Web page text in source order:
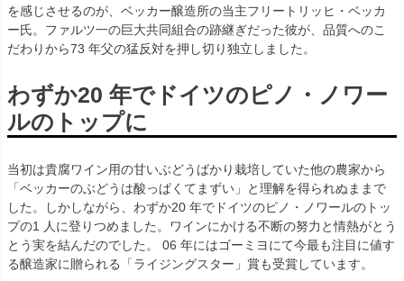
を感じさせるのが、ベッカー醸造所の当主フリートリッヒ・ベッカ
ー氏。ファルツ一の巨大共同組合の跡継ぎだった彼が、品質へのこ
だわりから73 年父の猛反対を押し切り独立しました。
わずか20 年でドイツのピノ・ノワー
ルのトップに
当初は貴腐ワイン用の甘いぶどうばかり栽培していた他の農家から
「ベッカーのぶどうは酸っぱくてまずい」と理解を得られぬままで
した。しかしながら、わずか20 年でドイツのピノ・ノワールのトッ
プの1 人に登りつめました。ワインにかける不断の努力と情熱がとう
とう実を結んだのでした。 06 年にはゴーミヨにて今最も注目に値す
る醸造家に贈られる「ライジングスター」賞も受賞しています。